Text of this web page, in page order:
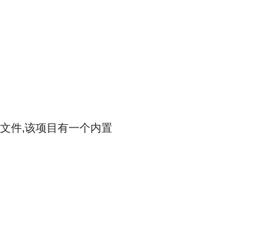
件,该项目有一个内置